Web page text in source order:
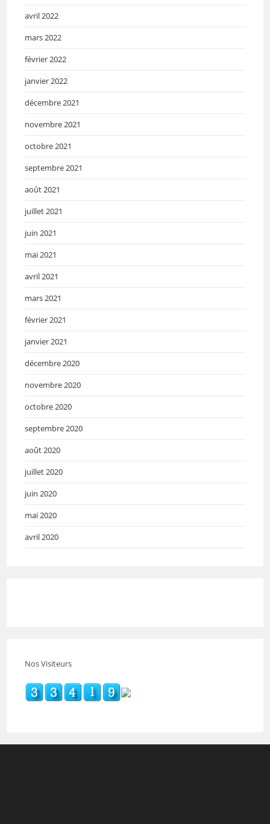
avril 2022
mars 2022
février 2022
janvier 2022
décembre 2021
novembre 2021
octobre 2021
septembre 2021
août 2021
juillet 2021
juin 2021
mai 2021
avril 2021
mars 2021
février 2021
janvier 2021
décembre 2020
novembre 2020
octobre 2020
septembre 2020
août 2020
juillet 2020
juin 2020
mai 2020
avril 2020
Nos Visiteurs